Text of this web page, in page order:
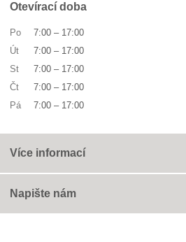
Otevírací doba
Po 7:00 – 17:00
Út
7:00 – 17:00
St
7:00 – 17:00
Čt
7:00 – 17:00
Pá
7:00 – 17:00
Více informací
Napište nám